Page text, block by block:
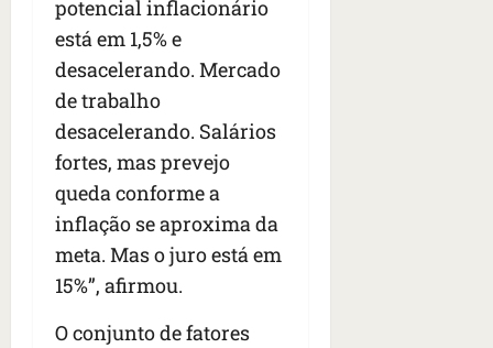
potencial inflacionário
está em 1,5% e
desacelerando. Mercado
de trabalho
desacelerando. Salários
fortes, mas prevejo
queda conforme a
inflação se aproxima da
meta. Mas o juro está em
15%”, afirmou.
O conjunto de fatores